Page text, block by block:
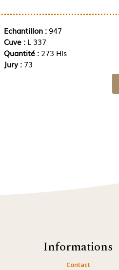
Echantillon :947
Cuve : L 337
Quantité : 273 Hls
Jury : 73
Informations
Contact